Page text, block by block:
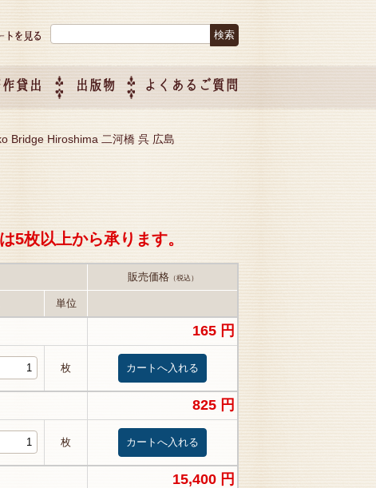
作貸出 出版物 よくあるご質問
Bridge Hiroshima 二河橋 呉 広島
5枚以上から承ります。
販売価格（税込）
単位
165 円
枚
825 円
枚
15,400 円